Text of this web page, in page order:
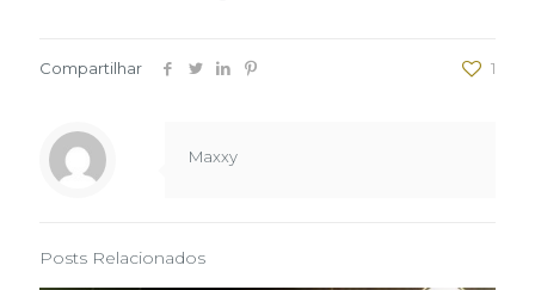
Compartilhar 1
Maxxy
Posts Relacionados